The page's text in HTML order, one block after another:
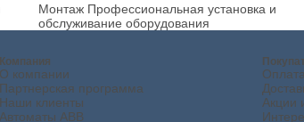
Монтаж Профессиональная установка и
обслуживание оборудования
Компания
О компании
Партнерская программа
Наши клиенты
Автоматы ABB
Оплата
Акции